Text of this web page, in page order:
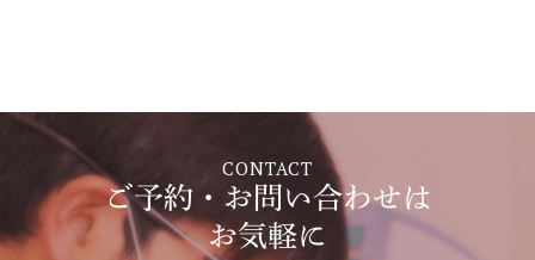
CONTACT
ご予約・お問い合わせは
お気軽に